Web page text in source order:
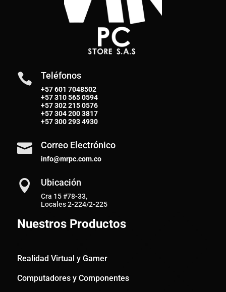
 Teléfonos
+57 601 7048502
+57310 565 0594
+57302 215 0576
+57304 200 3817
+57300 293 4930
 Correo Electrónico
info@mrpc.com.co
 Ubicación
Cra 15 #78-33,
Locales 2-224/2-225
Nuestros Productos
Realidad Virtual y Gamer
Computadores y Componentes